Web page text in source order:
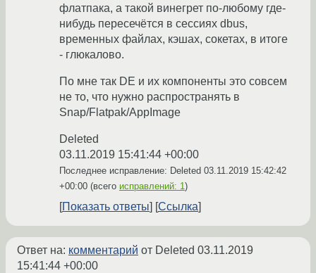
флатпака, а такой винегрет по-любому где-
нибудь пересечётся в сессиях dbus,
временных файлах, кэшах, сокетах, в итоге
- глюкалово.
По мне так DE и их компоненты это совсем
не то, что нужно распространять в
Snap/Flatpak/AppImage
Deleted
03.11.2019 15:41:44 +00:00
Последнее исправление: Deleted 03.11.2019 15:42:42
+00:00 (всего исправлений: 1)
Показать ответы Ссылка
Ответ на: комментарий от Deleted 03.11.2019
15:41:44 +00:00